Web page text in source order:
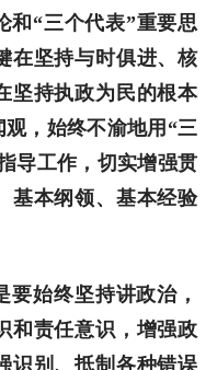
和“三个代表”重要思
在坚持与时俱进、核
坚持执政为民的根本
，始终不渝地用“三
导工作，切实增强贯
基本纲领、基本经验
要始终坚持讲政治，
和责任意识，增强政
识别、抵制各种错误